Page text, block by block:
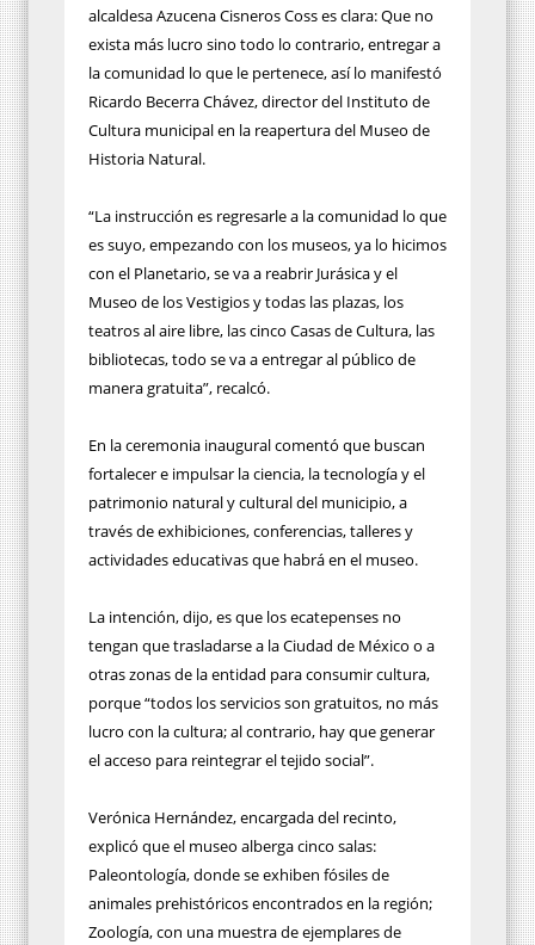
alcaldesa Azucena Cisneros Coss es clara: Que no
exista más lucro sino todo lo contrario, entregar a
la comunidad lo que le pertenece, así lo manifestó
Ricardo Becerra Chávez, director del Instituto de
Cultura municipal en la reapertura del Museo de
Historia Natural.
“La instrucción es regresarle a la comunidad lo que
es suyo, empezando con los museos, ya lo hicimos
con el Planetario, se va a reabrir Jurásica y el
Museo de los Vestigios y todas las plazas, los
teatros al aire libre, las cinco Casas de Cultura, las
bibliotecas, todo se va a entregar al público de
manera gratuita”, recalcó.
En la ceremonia inaugural comentó que buscan
fortalecer e impulsar la ciencia, la tecnología y el
patrimonio natural y cultural del municipio, a
través de exhibiciones, conferencias, talleres y
actividades educativas que habrá en el museo.
La intención, dijo, es que los ecatepenses no
tengan que trasladarse a la Ciudad de México o a
otras zonas de la entidad para consumir cultura,
porque “todos los servicios son gratuitos, no más
lucro con la cultura; al contrario, hay que generar
el acceso para reintegrar el tejido social”.
Verónica Hernández, encargada del recinto,
explicó que el museo alberga cinco salas:
Paleontología, donde se exhiben fósiles de
animales prehistóricos encontrados en la región;
Zoología, con una muestra de ejemplares de